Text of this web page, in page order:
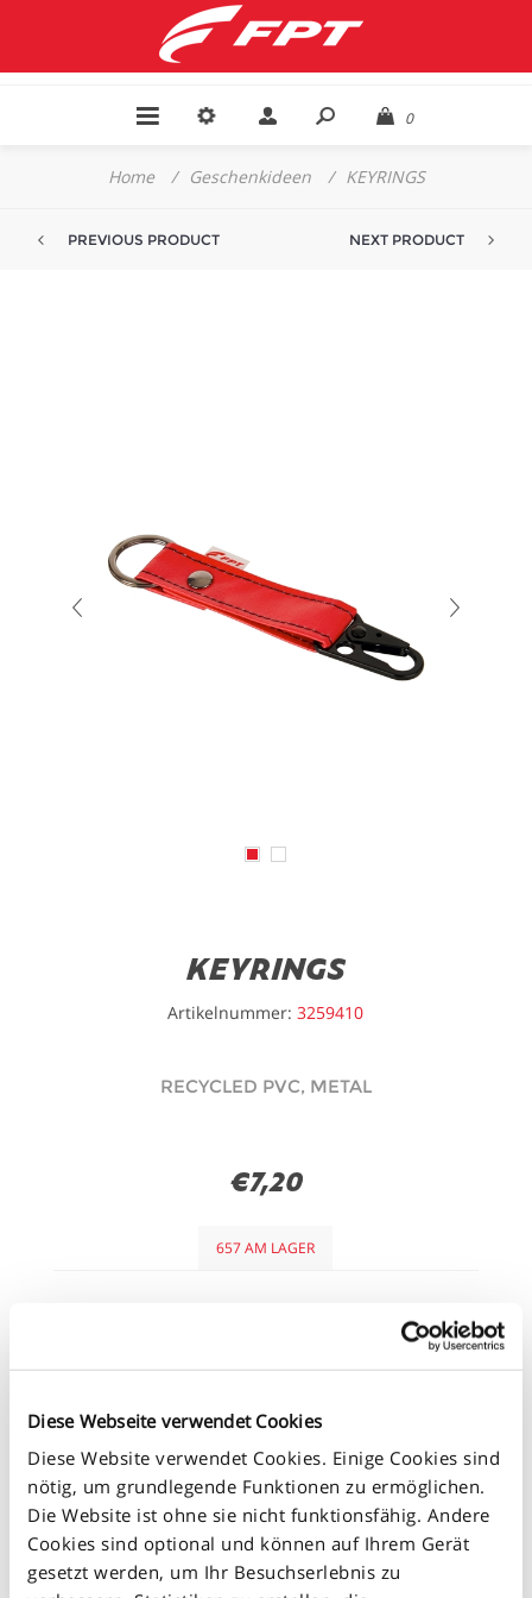
Diese Webseite verwendet Cookies
Diese Website verwendet Cookies. Einige Cookies sind
nötig, um grundlegende Funktionen zu ermöglichen.
Die Website ist ohne sie nicht funktionsfähig. Andere
Cookies sind optional und können auf Ihrem Gerät
gesetzt werden, um Ihr Besuchserlebnis zu
0
Home / Geschenkideen / KEYRINGS
PREVIOUS PRODUCT NEXT PRODUCT
KEYRINGS
Artikelnummer: 3259410
RECYCLED PVC, METAL
€7,20
657 AM LAGER